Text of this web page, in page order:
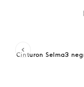
Cinturon Selma3